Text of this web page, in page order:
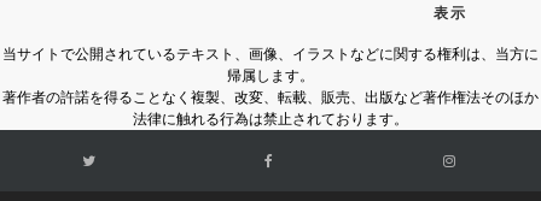
表示
当サイトで公開されているテキスト、画像、イラストなどに関する権利は、当方に
帰属します。
著作者の許諾を得ることなく複製、改変、転載、販売、出版など著作権法そのほか
法律に触れる行為は禁止されております。